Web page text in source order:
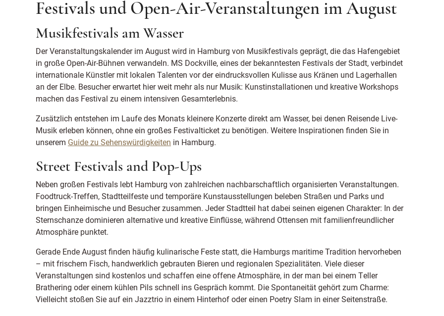
Festivals und Open-Air-Veranstaltungen im August
Musikfestivals am Wasser
Der Veranstaltungskalender im August wird in Hamburg von Musikfestivals geprägt, die das Hafengebiet
in große Open-Air-Bühnen verwandeln. MS Dockville, eines der bekanntesten Festivals der Stadt, verbindet
internationale Künstler mit lokalen Talenten vor der eindrucksvollen Kulisse aus Kränen und Lagerhallen
an der Elbe. Besucher erwartet hier weit mehr als nur Musik: Kunstinstallationen und kreative Workshops
machen das Festival zu einem intensiven Gesamterlebnis.
Zusätzlich entstehen im Laufe des Monats kleinere Konzerte direkt am Wasser, bei denen Reisende Live-
Musik erleben können, ohne ein großes Festivalticket zu benötigen. Weitere Inspirationen finden Sie in
unserem Guide zu Sehenswürdigkeiten in Hamburg.
Street Festivals and Pop-Ups
Neben großen Festivals lebt Hamburg von zahlreichen nachbarschaftlich organisierten Veranstaltungen.
Foodtruck-Treffen, Stadtteilfeste und temporäre Kunstausstellungen beleben Straßen und Parks und
bringen Einheimische und Besucher zusammen. Jeder Stadtteil hat dabei seinen eigenen Charakter: In der
Sternschanze dominieren alternative und kreative Einflüsse, während Ottensen mit familienfreundlicher
Atmosphäre punktet.
Gerade Ende August finden häufig kulinarische Feste statt, die Hamburgs maritime Tradition hervorheben
– mit frischem Fisch, handwerklich gebrauten Bieren und regionalen Spezialitäten. Viele dieser
Veranstaltungen sind kostenlos und schaffen eine offene Atmosphäre, in der man bei einem Teller
Brathering oder einem kühlen Pils schnell ins Gespräch kommt. Die Spontaneität gehört zum Charme:
Vielleicht stoßen Sie auf ein Jazztrio in einem Hinterhof oder einen Poetry Slam in einer Seitenstraße.